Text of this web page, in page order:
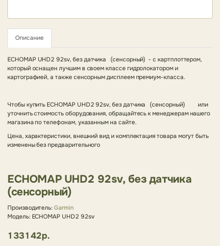
Описание
ECHOMAP UHD2 92sv, без датчика (сенсорный) - с картплоттером,
который оснащен лучшим в своем классе гидролокатором и
картографией, а также сенсорным дисплеем премиум-класса.
Чтобы купить ECHOMAP UHD2 92sv, без датчика (сенсорный) или
уточнить стоимость оборудования, обращайтесь к менеджерам нашего
магазина по телефонам, указанным на сайте.
Цена, характеристики, внешний вид и комплектация товара могут быть
изменены без предварительного
ECHOMAP UHD2 92sv, без датчика
(сенсорный)
Производитель:Garmin
Модель: ECHOMAP UHD2 92sv
133142р.